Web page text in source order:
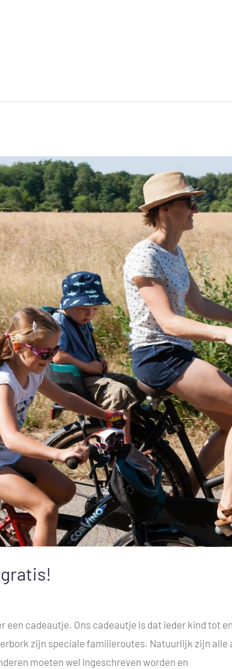
cadeautje. Ons cadeautje is dat ieder kind tot
zijn speciale familieroutes. Natuurlijk zijn
moeten wel ingeschreven worden en